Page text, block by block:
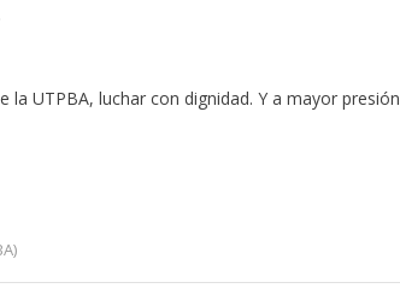
UTPBA, luchar con dignidad. Y a mayor presión